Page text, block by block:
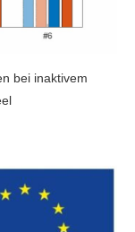
bei inaktivem